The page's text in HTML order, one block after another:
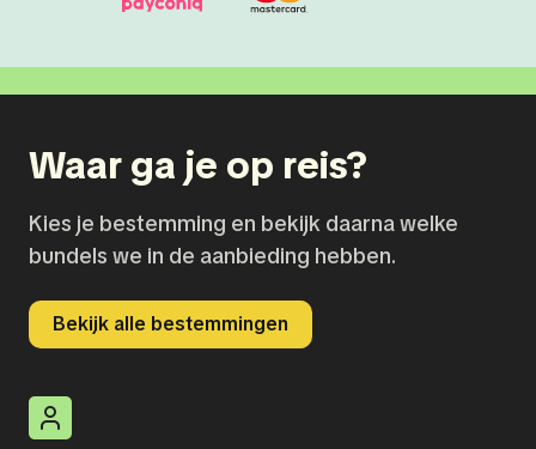
Waar ga je op reis?
Kies je bestemming en bekijk daarna welke
bundels we in de aanbieding hebben.
Bekijk alle bestemmingen